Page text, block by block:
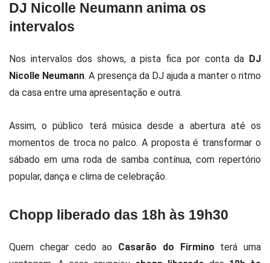
DJ Nicolle Neumann anima os
intervalos
Nos intervalos dos shows, a pista fica por conta da DJ
Nicolle Neumann. A presença da DJ ajuda a manter o ritmo
da casa entre uma apresentação e outra.
Assim, o público terá música desde a abertura até os
momentos de troca no palco. A proposta é transformar o
sábado em uma roda de samba contínua, com repertório
popular, dança e clima de celebração.
Chopp liberado das 18h às 19h30
Quem chegar cedo ao Casarão do Firmino terá uma